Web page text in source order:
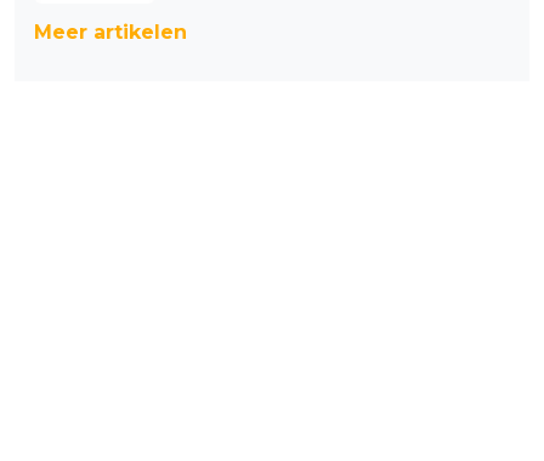
Meer artikelen